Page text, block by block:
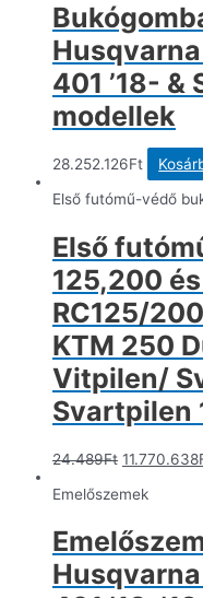
401 ’18- &
modellek
28.252.126Ft
Első futómű-védő
Első
125,200
RC125/200
KTM 250
Vitpilen/
Svartpilen
24.489Ft Original
was:
11.770.638
Emelőszemek